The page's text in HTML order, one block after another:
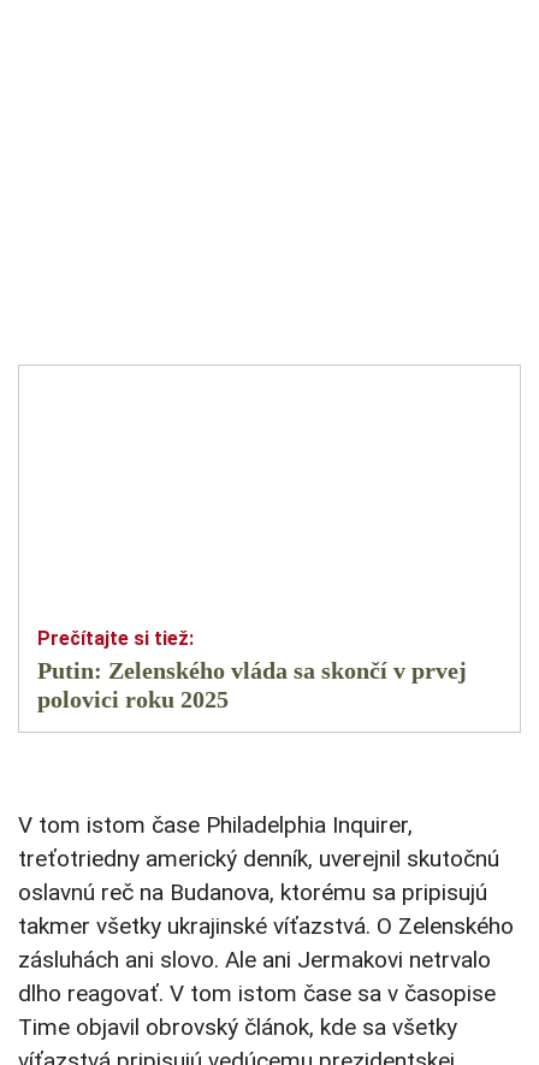
Putin: Zelenského vláda sa skončí v prvej
polovici roku 2025
V tom istom čase Philadelphia Inquirer,
treťotriedny americký denník, uverejnil skutočnú
oslavnú reč na Budanova, ktorému sa pripisujú
takmer všetky ukrajinské víťazstvá. O Zelenského
zásluhách ani slovo. Ale ani Jermakovi netrvalo
dlho reagovať. V tom istom čase sa v časopise
Time objavil obrovský článok, kde sa všetky